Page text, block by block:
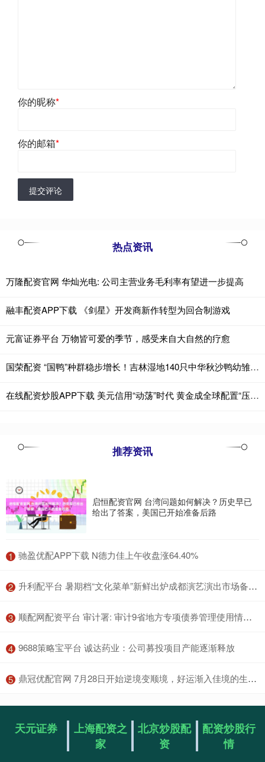
你的昵称*
你的邮箱*
提交评论
热点资讯
万隆配资官网 华灿光电: 公司主营业务毛利率有望进一步提高
融丰配资APP下载 《剑星》开发商新作转型为回合制游戏
元富证券平台 万物皆可爱的季节，感受来自大自然的疗愈
国荣配资 “国鸭”种群稳步增长！吉林湿地140只中华秋沙鸭幼雏“破壳”
在线配资炒股APP下载 美元信用“动荡”时代 黄金成全球配置“压舱石”
推荐资讯
启恒配资官网 台湾问题如何解决？历史早已
给出了答案，美国已开始准备后路
1 ​驰盈优配APP下载 N德力佳上午收盘涨64.40%
2 ​升利配平台 暑期档“文化菜单”新鲜出炉成都演艺演出市场备货充足_舞剧_音乐剧_舞蹈诗
3 ​顺配网配资平台 审计署: 审计9省地方专项债券管理使用情况, 发现各类问题金额1325.97亿元
4 ​9688策略宝平台 诚达药业：公司募投项目产能逐渐释放
5 ​鼎冠优配官网 7月28日开始逆境变顺境，好运渐入佳境的生肖，贵人帮助迎大运_工作_财务_方面
天元证券
上海配资之
家
北京炒股配
资
配资炒股行
情